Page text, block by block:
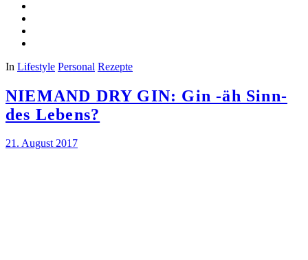
In Lifestyle Personal Rezepte
NIEMAND DRY GIN: Gin -äh Sinn-
des Lebens?
21. August 2017